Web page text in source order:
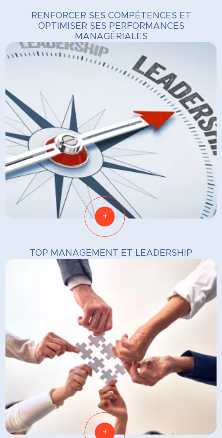
RENFORCER SES COMPÉTENCES ET
OPTIMISER SES PERFORMANCES
MANAGÉRIALES
+
TOP MANAGEMENT ET LEADERSHIP
+